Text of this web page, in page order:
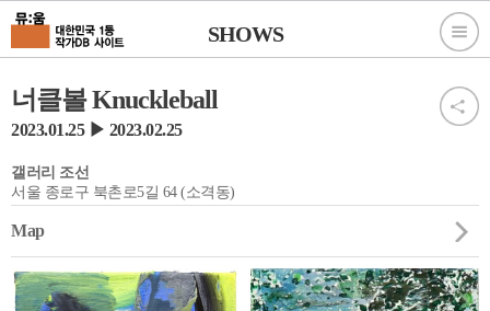
SHOWS
너클볼 Knuckleball
2023.01.25 ▶ 2023.02.25
갤러리 조선
서울 종로구 북촌로5길 64 (소격동)
Map